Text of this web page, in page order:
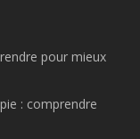
pour mieux
: comprendre